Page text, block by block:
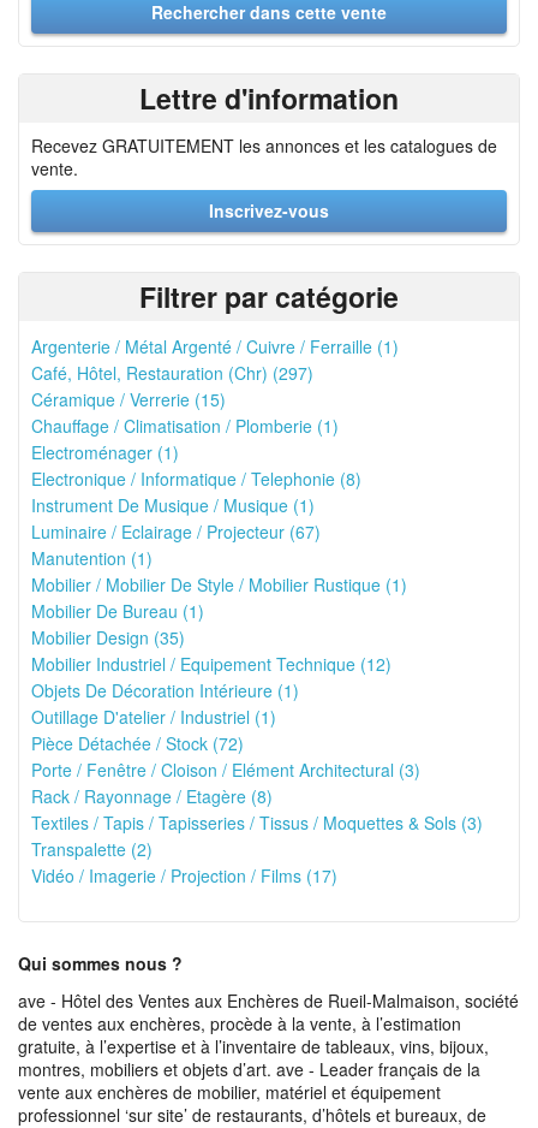
Lettre d'information
Recevez GRATUITEMENT les annonces et les catalogues de
vente.
Inscrivez-vous
Filtrer par catégorie
Argenterie / Métal Argenté / Cuivre / Ferraille (1)
Café, Hôtel, Restauration (Chr) (297)
Céramique / Verrerie (15)
Chauffage / Climatisation / Plomberie (1)
Electroménager (1)
Electronique / Informatique / Telephonie (8)
Instrument De Musique / Musique (1)
Luminaire / Eclairage / Projecteur (67)
Manutention (1)
Mobilier / Mobilier De Style / Mobilier Rustique (1)
Mobilier De Bureau (1)
Mobilier Design (35)
Mobilier Industriel / Equipement Technique (12)
Objets De Décoration Intérieure (1)
Outillage D'atelier / Industriel (1)
Pièce Détachée / Stock (72)
Porte / Fenêtre / Cloison / Elément Architectural (3)
Rack / Rayonnage / Etagère (8)
Textiles / Tapis / Tapisseries / Tissus / Moquettes & Sols (3)
Transpalette (2)
Vidéo / Imagerie / Projection / Films (17)
Qui sommes nous ?
ave - Hôtel des Ventes aux Enchères de Rueil-Malmaison, société
de ventes aux enchères, procède à la vente, à l’estimation
gratuite, à l’expertise et à l’inventaire de tableaux, vins, bijoux,
montres, mobiliers et objets d’art. ave - Leader français de la
vente aux enchères de mobilier, matériel et équipement
professionnel ‘sur site’ de restaurants, d’hôtels et bureaux, de